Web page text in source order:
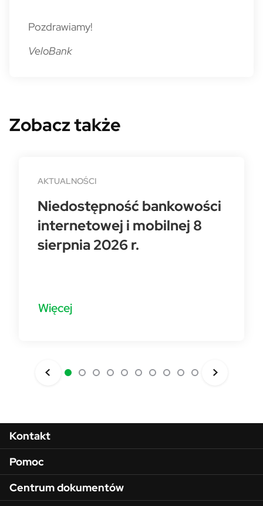
Pozdrawiamy!
VeloBank
Zobacz także
AKTUALNOŚCI
Niedostępność bankowości
internetowej i mobilnej 8
sierpnia 2026 r.
Więcej
Menu w stopce
Kontakt
Pomoc
Centrum dokumentów